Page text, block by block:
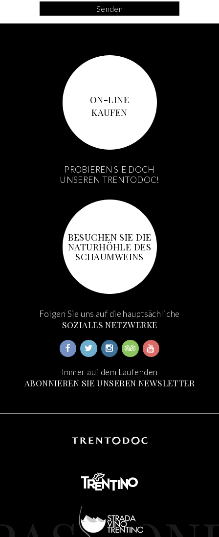
ON-LINE
KAUFEN
PROBIEREN SIE DOCH
UNSEREN TRENTODOC!
BESUCHEN SIE DIE
NATURHÖHLE DES
SCHAUMWEINS
Folgen Sie uns auf die hauptsächliche
SOZIALES NETZWERKE
Immer auf dem Laufenden
ABONNIEREN SIE UNSEREN NEWSLETTER